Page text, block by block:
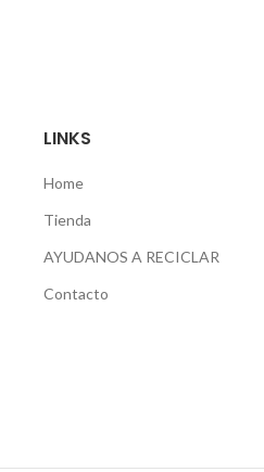
LINKS
Home
Tienda
AYUDANOS A RECICLAR
Contacto